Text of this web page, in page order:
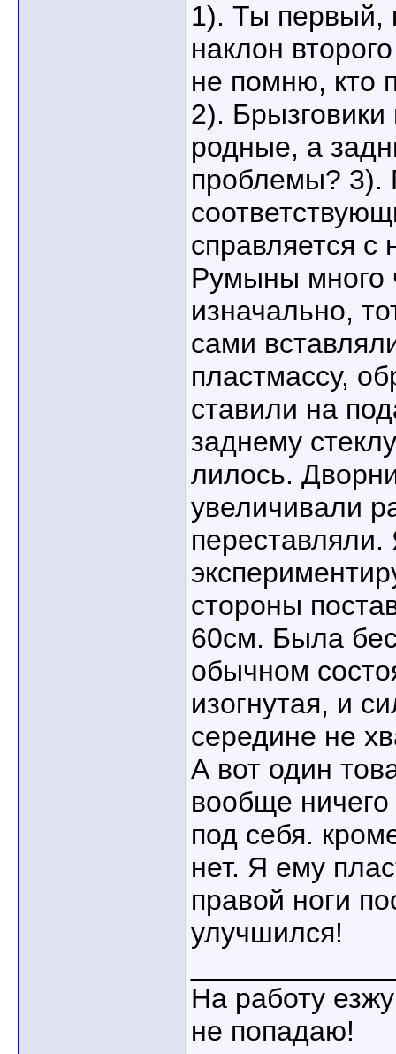
1). Ты первый,
наклон
не помню, кто
2). Брызговики
родные, а
проблемы? 3).
справляется с
Румыны много
изначально,
сами
пластмассу,
ставили на
заднему
лилось.
увеличивали
стороны
60см. Была
обычном
изогнутая, и
середине не
А вот один
вообще
под себя.
нет. Я ему
правой ноги
улучшился!
На работу
не попадаю!